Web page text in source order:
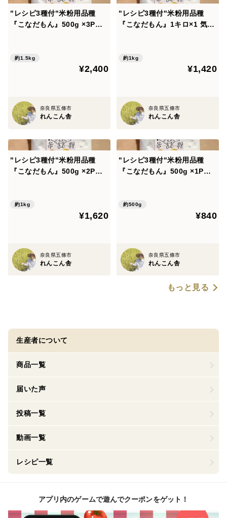
"レシピ3種付"米粉用品種
『こなだもん』500g ×3P
約1.5kg
¥2,400
奈良県五條市
れんこん舎
"レシピ3種付"米粉用品種
『こなだもん』1キロ×1 気流
約1kg
¥1,420
奈良県五條市
れんこん舎
"レシピ3種付"米粉用品種
『こなだもん』500g ×2P
約1kg
¥1,620
奈良県五條市
れんこん舎
"レシピ3種付"米粉用品種
『こなだもん』500g ×1P
約500g
¥840
奈良県五條市
れんこん舎
もっと見る
生産者について
商品一覧
届いた声
投稿一覧
動画一覧
レシピ一覧
アプリ内のゲームで遊んでクーポンをゲット！